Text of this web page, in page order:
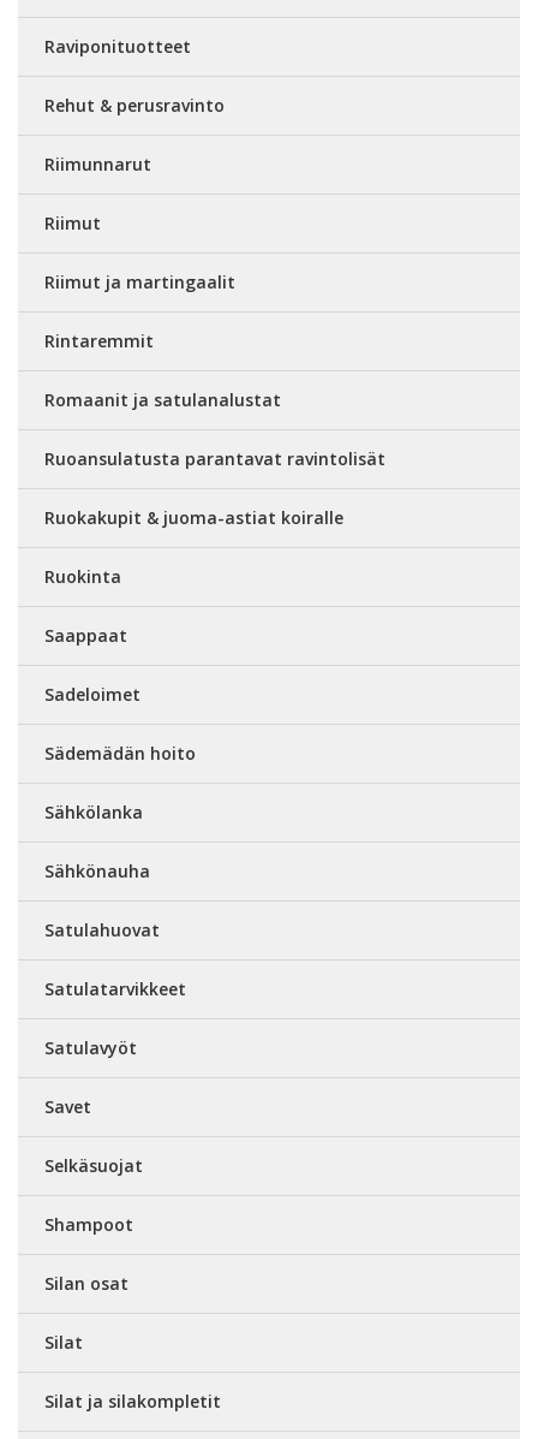
Raviponituotteet
Rehut & perusravinto
Riimunnarut
Riimut
Riimut ja martingaalit
Rintaremmit
Romaanit ja satulanalustat
Ruoansulatusta parantavat ravintolisät
Ruokakupit & juoma-astiat koiralle
Ruokinta
Saappaat
Sadeloimet
Sädemädän hoito
Sähkölanka
Sähkönauha
Satulahuovat
Satulatarvikkeet
Satulavyöt
Savet
Selkäsuojat
Shampoot
Silan osat
Silat
Silat ja silakompletit